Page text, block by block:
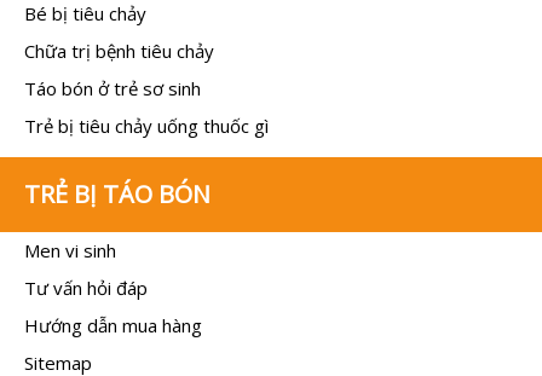
Bé bị tiêu chảy
Chữa trị bệnh tiêu chảy
Táo bón ở trẻ sơ sinh
Trẻ bị tiêu chảy uống thuốc gì
TRẺ BỊ TÁO BÓN
Men vi sinh
Tư vấn hỏi đáp
Hướng dẫn mua hàng
Sitemap